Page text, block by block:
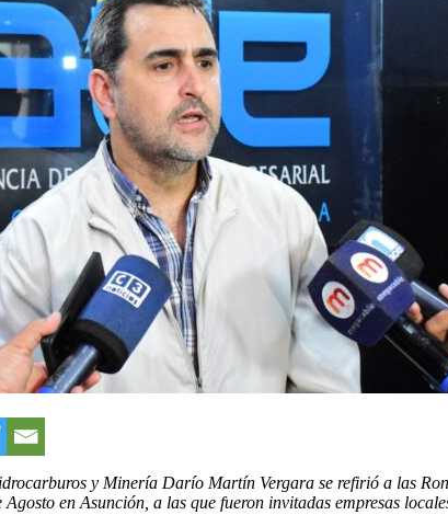
y Minería Darío Martín Vergara se refirió a las
en Asunción, a las que fueron invitadas empresas